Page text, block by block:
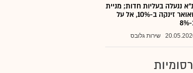
ננעלה בעליות חדות; מניית
טאואר זינקה ב-10%, אל על
שירות גלובס